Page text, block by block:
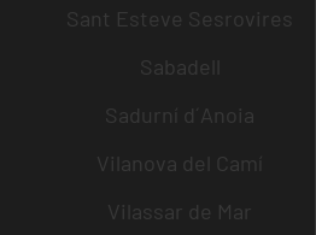
Sant Esteve Sesrovires
Sabadell
Sadurní d´Anoia
Vilanova del Camí
Vilassar de Mar